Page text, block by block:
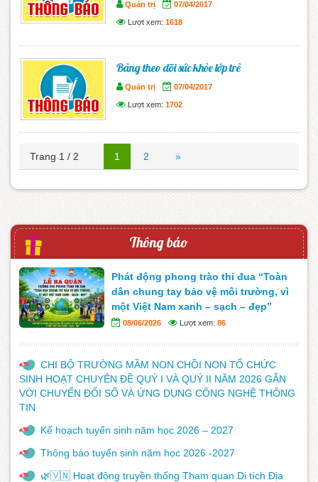
Quản trị 07/04/2017
Lượt xem: 1618
Bảng theo dõi sức khỏe lớp trẻ
Quản trị 07/04/2017
Lượt xem: 1702
Trang 1 / 2 1 2 »
Thông báo
Phát động phong trào thi đua “Toàn
dân chung tay bảo vệ môi trường, vì
một Việt Nam xanh – sạch – đẹp”
08/06/2026 Lượt xem: 86
CHI BỘ TRƯỜNG MẦM NON CHỒI NON TỔ CHỨC
SINH HOẠT CHUYÊN ĐỀ QUÝ I VÀ QUÝ II NĂM 2026 GẮN
VỚI CHUYỂN ĐỔI SỐ VÀ ỨNG DỤNG CÔNG NGHỆ THÔNG
TIN
Kế hoạch tuyển sinh năm học 2026 – 2027
Thông báo tuyển sinh năm học 2026 -2027
🌿🇻🇳 Hoạt động truyền thống Tham quan Di tích Địa